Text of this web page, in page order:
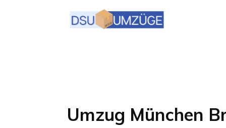
Umzug München